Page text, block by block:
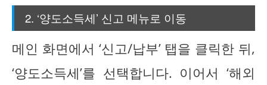
2. ‘양도소득세’ 신고 메뉴로 이동
메인 화면에서 ‘신고/납부’ 탭을 클릭한 뒤,
‘양도소득세’를 선택합니다. 이어서 ‘해외